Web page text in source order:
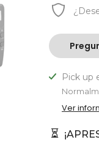
Pick up
Ver